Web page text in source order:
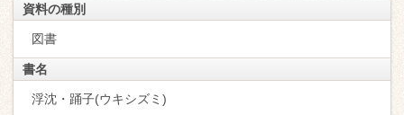
資料の種別
図書
書名
浮沈・踊子(ウキシズミ)